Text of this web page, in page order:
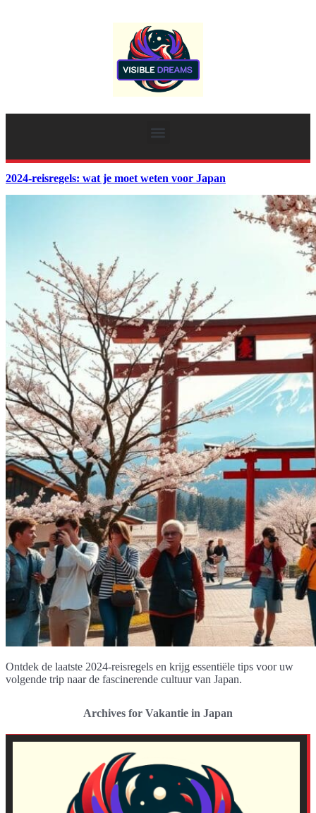
2024-reisregels: wat je moet weten voor Japan
Ontdek de laatste 2024-reisregels en krijg essentiële tips voor uw
volgende trip naar de fascinerende cultuur van Japan.
Archives for Vakantie in Japan